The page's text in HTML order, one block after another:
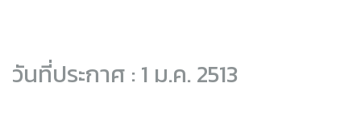
วันที่ประกาศ : 1 ม.ค. 2513